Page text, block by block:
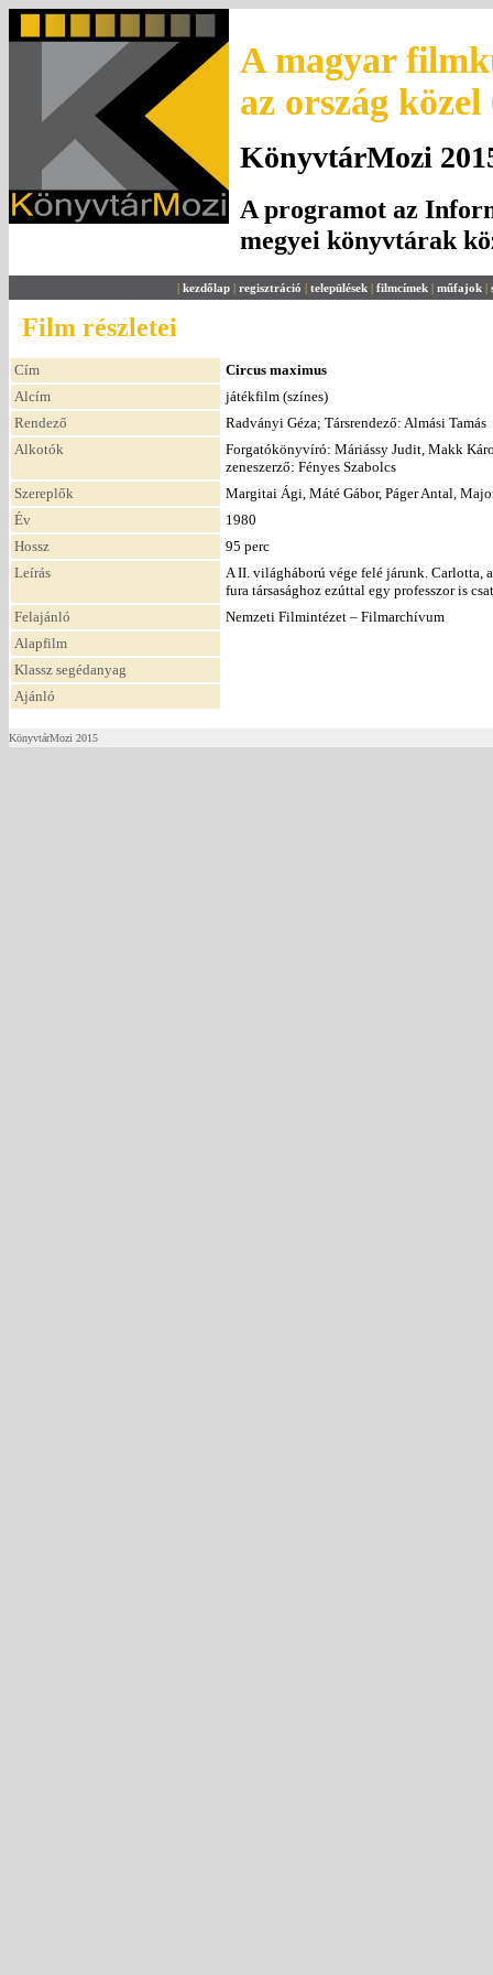
A magyar
az ország
KönyvtárMozi
A programot az
megyei könyvtárak
| kezdőlap | regisztráció | települések | filmcímek | műfajok |
Film részletei
Cím
Circus maximus
Alcím
játékfilm (színes)
Rendező
Radványi Géza; Társrendező: Almási Tamás
Alkotók
Forgatókönyvíró: Máriássy Judit, Makk
zeneszerző: Fényes Szabolcs
Szereplők
Margitai Ági, Máté Gábor, Páger Antal,
Év
1980
Hossz
95 perc
Leírás
A II. világháború vége felé járunk. Carlotta,
fura társasághoz ezúttal egy professzor is
Felajánló
Nemzeti Filmintézet – Filmarchívum
Alapfilm
Klassz segédanyag
Ajánló
KönyvtárMozi 2015